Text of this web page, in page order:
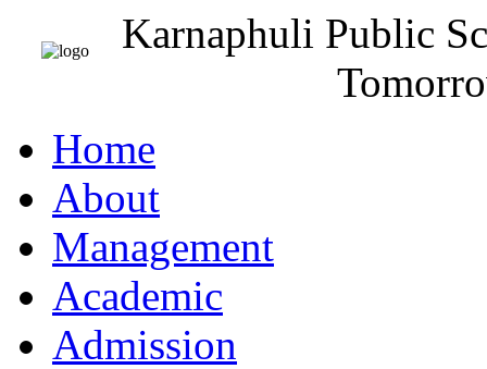
Karnaphuli Public
Home
About
Management
Academic
Admission